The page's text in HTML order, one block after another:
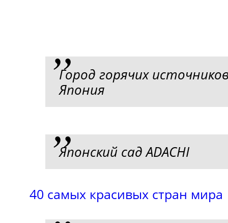
Город горячих
Япония
Японский сад ADACHI
40 самых красивых стран мира